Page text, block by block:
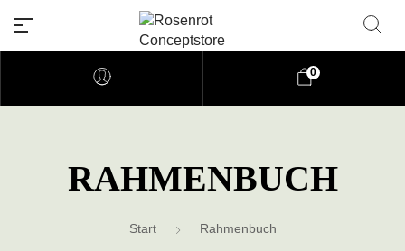
Willkommen auf unserer Webseite aus
0
RAHMENBUCH
Start Rahmenbuch